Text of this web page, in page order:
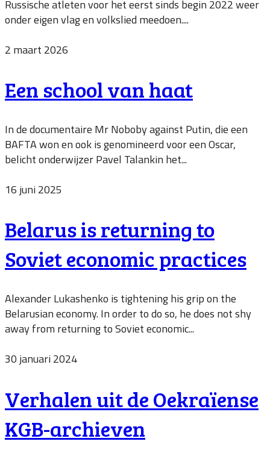
Russische atleten voor het eerst sinds begin 2022 weer
onder eigen vlag en volkslied meedoen....
2 maart 2026
Een school van haat
In de documentaire Mr Noboby against Putin, die een
BAFTA won en ook is genomineerd voor een Oscar,
belicht onderwijzer Pavel Talankin het...
16 juni 2025
Belarus is returning to
Soviet economic practices
Alexander Lukashenko is tightening his grip on the
Belarusian economy. In order to do so, he does not shy
away from returning to Soviet economic...
30 januari 2024
Verhalen uit de Oekraïense
KGB-archieven